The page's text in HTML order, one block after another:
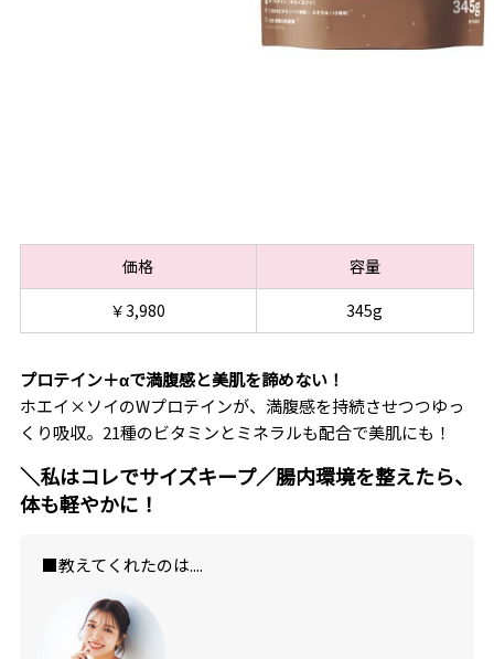
価格
容量
￥3,980
345g
プロテイン＋αで満腹感と美肌を諦めない！
ホエイ×ソイのWプロテインが、満腹感を持続させつつゆっ
くり吸収。21種のビタミンとミネラルも配合で美肌にも！
＼私はコレでサイズキープ／腸内環境を整えたら、
体も軽やかに！
■教えてくれたのは....